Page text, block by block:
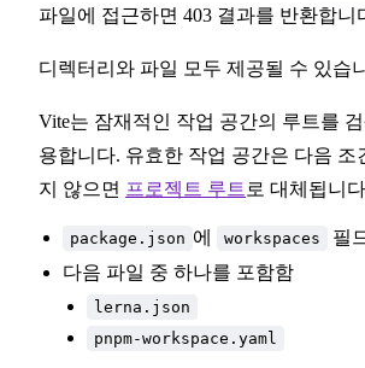
파일에 접근하면 403 결과를 반환합니
디렉터리와 파일 모두 제공될 수 있습
Vite는 잠재적인 작업 공간의 루트를
용합니다. 유효한 작업 공간은 다음 조
지 않으면 프로젝트 루트 로 대체됩니
package.json 에 workspaces
필
다음 파일 중 하나를 포함함
lerna.json
pnpm-workspace.yaml